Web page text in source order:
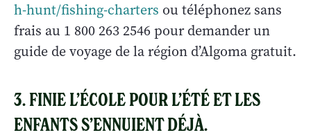
h-hunt/fishing-charters ou téléphonez sans
frais au 1 800 263 2546 pour demander un
guide de voyage de la région d’Algoma gratuit.
3. FINIE L’ÉCOLE POUR L’ÉTÉ ET LES
ENFANTS S’ENNUIENT DÉJÀ.